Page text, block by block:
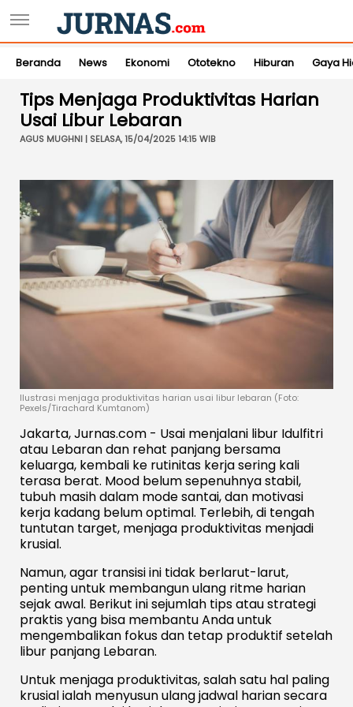
Beranda News Ekonomi Ototekno Hiburan Gaya
Tips Menjaga Produktivitas Harian
Usai Libur Lebaran
AGUS MUGHNI | SELASA, 15/04/2025 14:15 WIB
Ilustrasi menjaga produktivitas harian usai libur lebaran (Foto:
Pexels/Tirachard Kumtanom)
Jakarta, Jurnas.com - Usai menjalani libur Idulfitri
atau Lebaran dan rehat panjang bersama
keluarga, kembali ke rutinitas kerja sering kali
terasa berat. Mood belum sepenuhnya stabil,
tubuh masih dalam mode santai, dan motivasi
kerja kadang belum optimal. Terlebih, di tengah
tuntutan target, menjaga produktivitas menjadi
krusial.
Namun, agar transisi ini tidak berlarut-larut,
penting untuk membangun ulang ritme harian
sejak awal. Berikut ini sejumlah tips atau strategi
praktis yang bisa membantu Anda untuk
mengembalikan fokus dan tetap produktif setelah
libur panjang Lebaran.
Untuk menjaga produktivitas, salah satu hal paling
krusial ialah menyusun ulang jadwal harian secara